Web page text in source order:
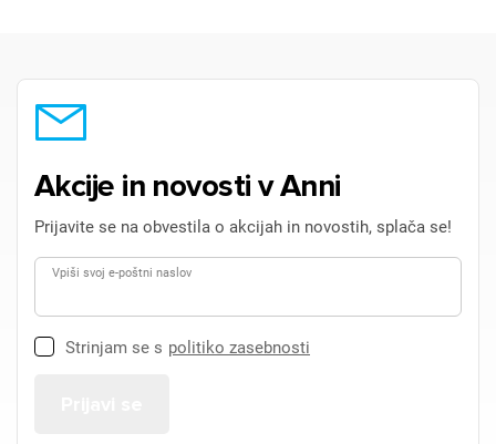
Akcije in novosti v Anni
Prijavite se na obvestila o akcijah in novostih, splača se!
Vpiši svoj e-poštni naslov
Strinjam se s politiko zasebnosti